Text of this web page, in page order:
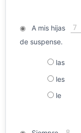
◉A mis hijas 7
de suspense.
las
les
le